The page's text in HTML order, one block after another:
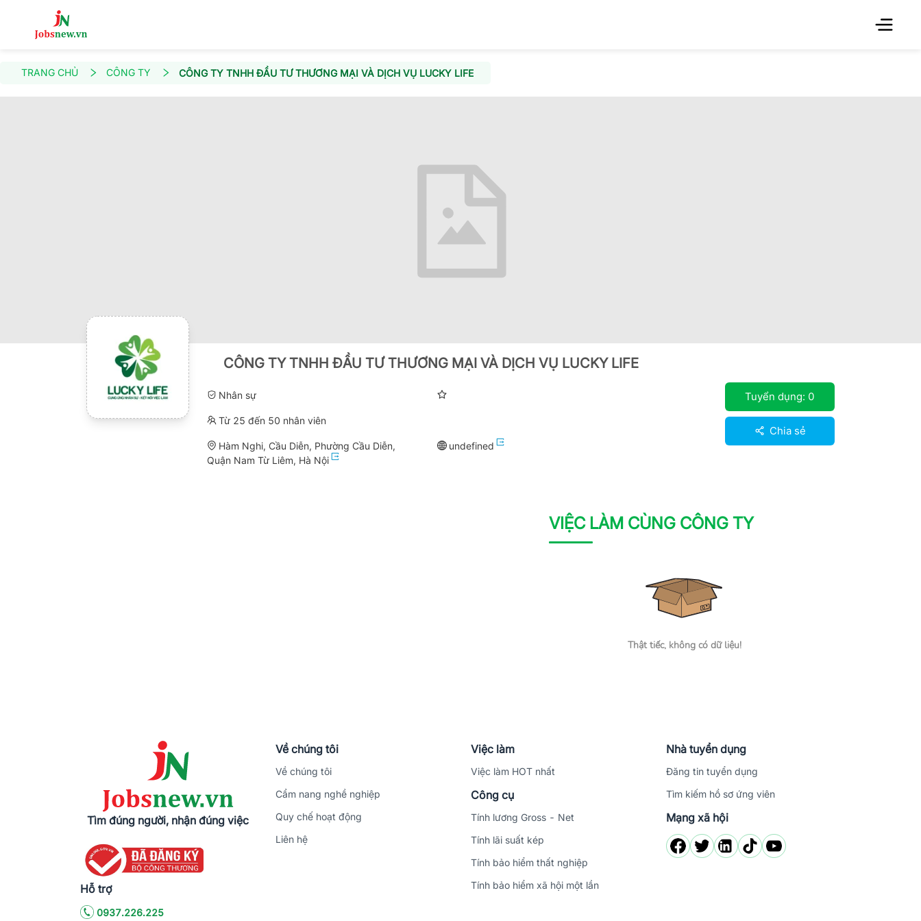
TRANG CHỦ CÔNG TY CÔNG TY TNHH ĐẦU TƯ THƯƠNG MẠI VÀ DỊCH VỤ LUCKY LIFE
CÔNG TY TNHH ĐẦU TƯ THƯƠNG MẠI VÀ DỊCH VỤ LUCKY LIFE
Nhân sự
Từ 25 đến 50 nhân viên
Hàm Nghi, Cầu Diễn, Phường Cầu Diễn,
Quận Nam Từ Liêm, Hà Nội
undefined
Tuyển dụng: 0
Chia sẻ
VIỆC LÀM CÙNG CÔNG TY
Thật tiếc, không có dữ liệu!
Tìm đúng người, nhận đúng việc
Hỗ trợ
0937.226.225
Về chúng tôi
Về chúng tôi
Cẩm nang nghề nghiệp
Quy chế hoạt động
Liên hệ
Việc làm
Việc làm HOT nhất
Công cụ
Tính lương Gross - Net
Tính lãi suất kép
Tính bảo hiểm thất nghiệp
Tính bảo hiểm xã hội một lần
Nhà tuyển dụng
Đăng tin tuyển dụng
Tìm kiếm hồ sơ ứng viên
Mạng xã hội